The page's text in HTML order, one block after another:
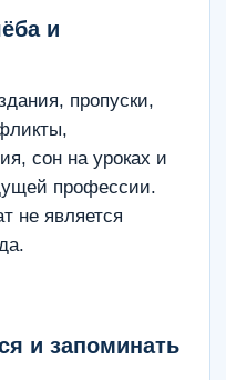
и
пропуски,
сон на уроках и
профессии.
не является
и запоминать